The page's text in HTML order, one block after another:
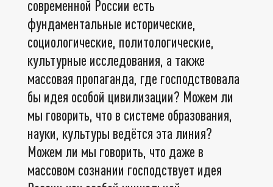
современной России есть
фундаментальные исторические,
социологические, политологические,
культурные исследования, а также
массовая пропаганда, где господствовала
бы идея особой цивилизации? Можем ли
мы говорить, что в системе образования,
науки, культуры ведётся эта линия?
Можем ли мы говорить, что даже в
массовом сознании господствует идея